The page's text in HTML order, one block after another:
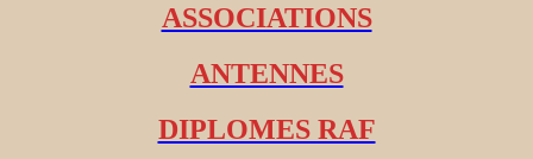
ASSOCIATIONS
ANTENNES
DIPLOMES RAF